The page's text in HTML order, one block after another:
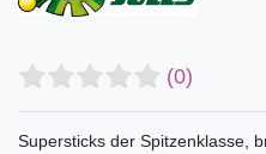
(0)
Supersticks der Spitzenklasse,